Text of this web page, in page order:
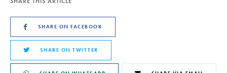
SHARE ON FACEBOOK
SHARE ON TWITTER